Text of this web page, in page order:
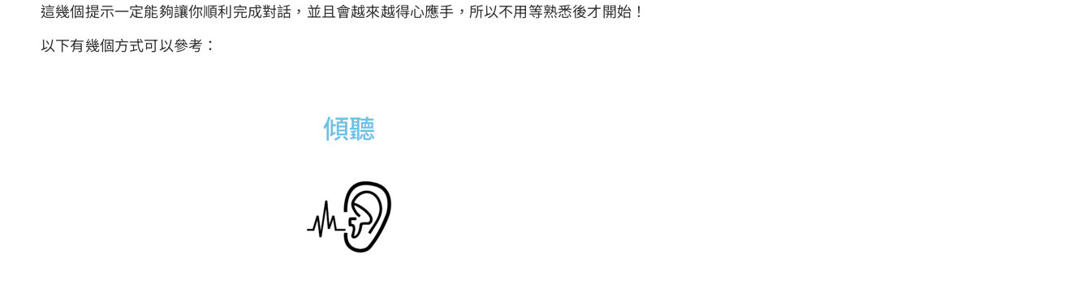
這幾個提示一定能夠讓你順利完成對話，並且會越來越得心應手，所以不用等熟悉後才開始！
以下有幾個方式可以參考 ：
傾聽